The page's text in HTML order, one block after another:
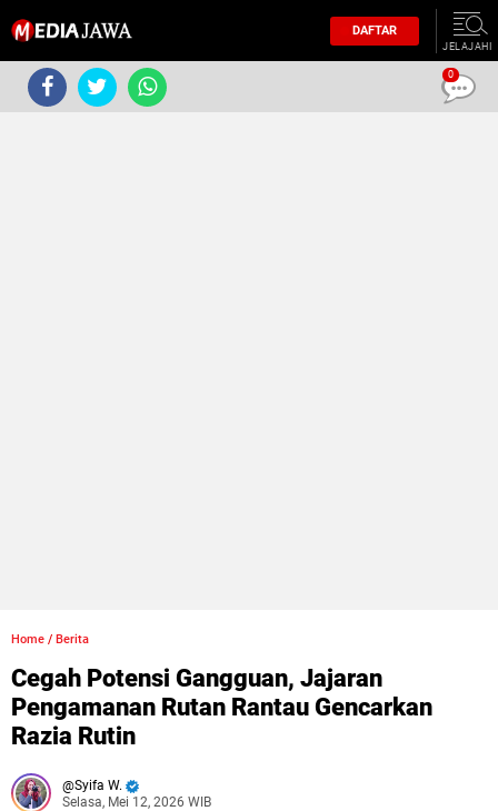
DAFTAR
JELAJAHI
Home / Berita
Cegah Potensi Gangguan, Jajaran
Pengamanan Rutan Rantau Gencarkan
Razia Rutin
Syifa W.
Selasa, Mei 12, 2026 WIB
0